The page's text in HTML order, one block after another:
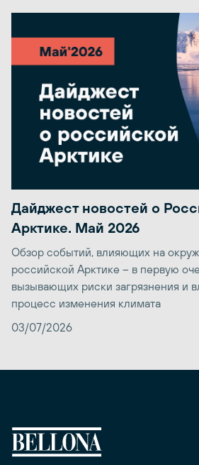
Дайджест новостей о
Арктике. Май 2026
Обзор событий, влияющих на
российской Арктике – в первую
вызывающих риски загрязнения и
процесс изменения климата
03/07/2026